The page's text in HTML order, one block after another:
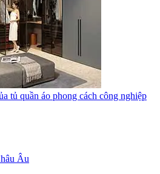
tủ quần áo phong cách công nghiệp
Âu